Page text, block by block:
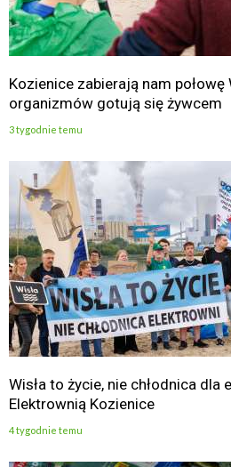
Kozienice zabierają nam połowę
organizmów gotują się żywcem
3 tygodnie temu
Wisła to życie, nie chłodnica
Elektrownią Kozienice
4 tygodnie temu